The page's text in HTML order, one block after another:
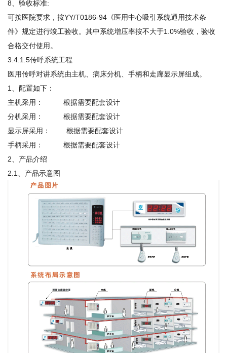
8、验收标准:
可按医院要求，按YY/T0186-94《医用中心吸引系统通用技术条
件》规定进行竣工验收。其中系统增压率按不大于1.0%验收，验收
合格交付使用。
3.4.1.5传呼系统工程
医用传呼对讲系统由主机、病床分机、手柄和走廊显示屏组成。
1、配置如下：
主机采用： 根据需要配套设计
分机采用： 根据需要配套设计
显示屏采用： 根据需要配套设计
手柄采用： 根据需要配套设计
2、产品介绍
2.1、产品示意图